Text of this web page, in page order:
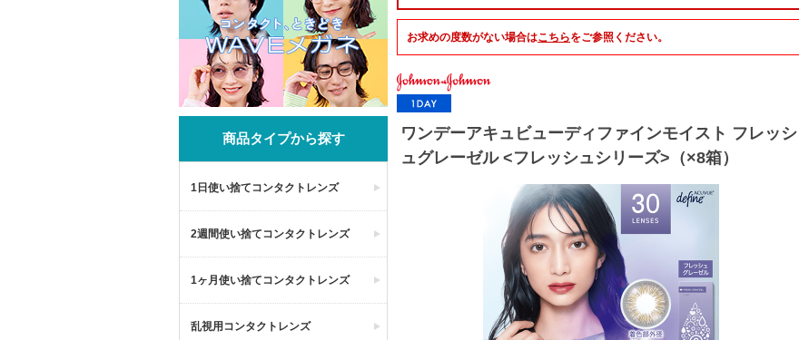
商品タイプから探す
1日使い捨てコンタクトレンズ
2週間使い捨てコンタクトレンズ
1ヶ月使い捨てコンタクトレンズ
乱視用コンタクトレンズ
お求めの度数がない場合はこちらをご参照ください。
ワンデーアキュビューディファインモイスト フレッシ
ュグレーゼル <フレッシュシリーズ>（×8箱）